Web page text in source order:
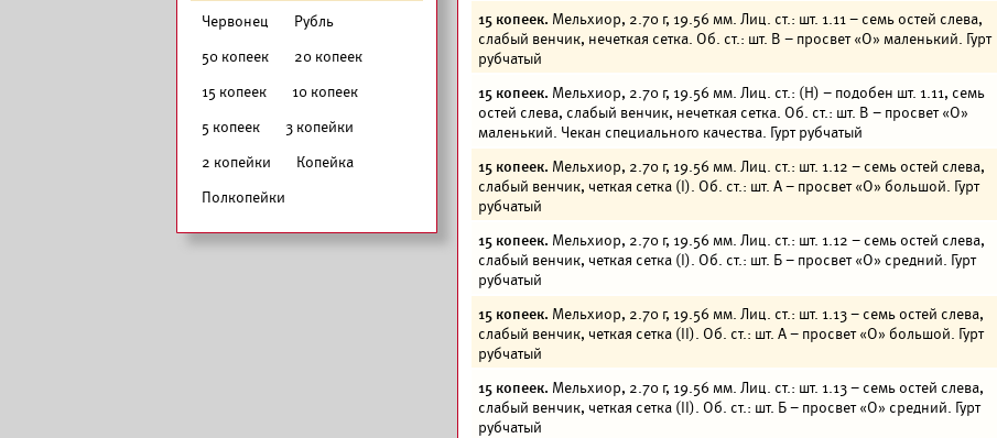
Червонец
Рубль
50 копеек
20 копеек
15 копеек
10 копеек
5 копеек
3 копейки
2 копейки
Копейка
Полкопейки
15 копеек. Мельхиор, 2.70 г, 19.56 мм. Лиц. ст.: шт. 1.11 – семь остей слева,
слабый венчик, нечеткая сетка. Об. ст.: шт. В – просвет «О» маленький. Гурт
рубчатый
15 копеек. Мельхиор, 2.70 г, 19.56 мм. Лиц. ст.: (Н) – подобен шт. 1.11, семь
остей слева, слабый венчик, нечеткая сетка. Об. ст.: шт. В – просвет «О»
маленький. Чекан специального качества. Гурт рубчатый
15 копеек. Мельхиор, 2.70 г, 19.56 мм. Лиц. ст.: шт. 1.12 – семь остей слева,
слабый венчик, четкая сетка (I). Об. ст.: шт. А – просвет «О» большой. Гурт
рубчатый
15 копеек. Мельхиор, 2.70 г, 19.56 мм. Лиц. ст.: шт. 1.12 – семь остей слева,
слабый венчик, четкая сетка (I). Об. ст.: шт. Б – просвет «О» средний. Гурт
рубчатый
15 копеек. Мельхиор, 2.70 г, 19.56 мм. Лиц. ст.: шт. 1.13 – семь остей слева,
слабый венчик, четкая сетка (II). Об. ст.: шт. А – просвет «О» большой. Гурт
рубчатый
15 копеек. Мельхиор, 2.70 г, 19.56 мм. Лиц. ст.: шт. 1.13 – семь остей слева,
слабый венчик, четкая сетка (II). Об. ст.: шт. Б – просвет «О» средний. Гурт
рубчатый